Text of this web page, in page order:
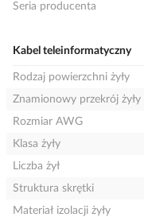
Seria producenta
Kabel teleinformatyczny
Rodzaj powierzchni żyły
Znamionowy przekrój żyły
Rozmiar AWG
Klasa żyły
Liczba żył
Struktura skrętki
Materiał izolacji żyły